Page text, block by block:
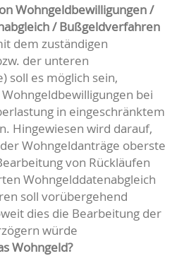
Wohngeldbewilligungen /
/ Bußgeldverfahren
dem zuständigen
der unteren
soll es möglich sein,
bei
in eingeschränktem
Hingewiesen wird darauf,
Wohngeldanträge oberste
von Rückläufen
Wohngelddatenabgleich
soll vorübergehend
dies die Bearbeitung der
würde
Wohngeld?